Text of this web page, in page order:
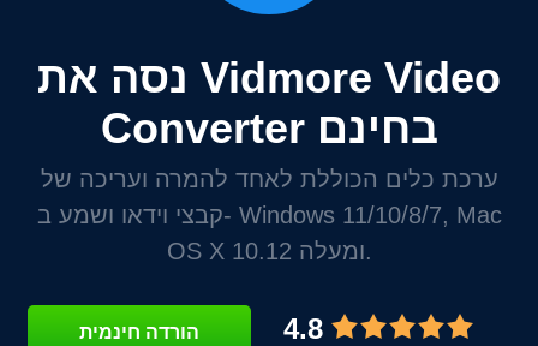
נסה את Vidmore Video
Converter בחינם
ערכת כלים הכוללת לאחד להמרה ועריכה של
קבצי וידאו ושמע ב- Windows 11/10/8/7, Mac
OS X 10.12 ומעלה.
הורדה חינמית 4.8